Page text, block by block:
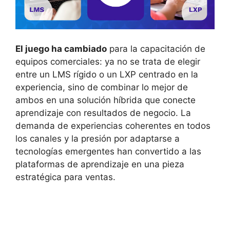
El juego ha cambiado para la capacitación de
equipos comerciales: ya no se trata de elegir
entre un LMS rígido o un LXP centrado en la
experiencia, sino de combinar lo mejor de
ambos en una solución híbrida que conecte
aprendizaje con resultados de negocio. La
demanda de experiencias coherentes en todos
los canales y la presión por adaptarse a
tecnologías emergentes han convertido a las
plataformas de aprendizaje en una pieza
estratégica para ventas.